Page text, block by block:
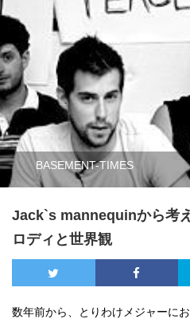
BASEMENT-TIMES
Jack`s mannequinから考
ロディと世界観
数年前から、とりわけメジャーに